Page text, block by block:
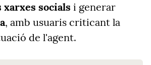
socials i generar
, amb usuaris criticant la
de l'agent.